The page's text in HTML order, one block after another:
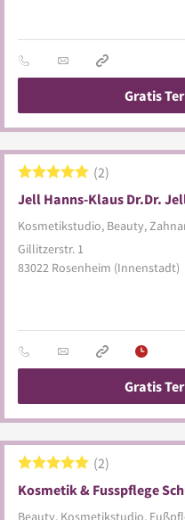
Gratis
Jell Hanns-Klaus Dr.Dr.
Kosmetikstudio, Beauty,
2
Gillitzerstr. 1
83022 Rosenheim (Innenstadt)
Gratis
Kosmetik & Fusspflege
Beauty, Kosmetikstudio,
2